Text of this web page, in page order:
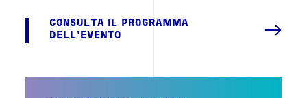
CONSULTA IL PROGRAMMA
DELL'EVENTO